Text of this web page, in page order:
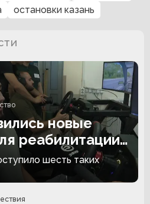
остановки казань
новые
реабилитации
шесть таких